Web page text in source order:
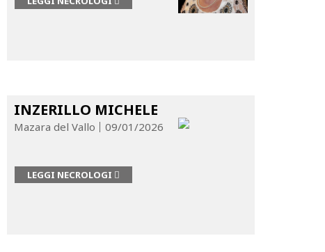
INZERILLO MICHELE
Mazara del Vallo 09/01/2026
LEGGI NECROLOGI